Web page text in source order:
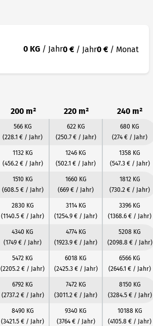
0 KG / Jahr0 € / Jahr0 € / Monat
200 m² 220 m² 240 m²
566 KG
(228.1 € / Jahr)
622 KG
(250.7 € / Jahr)
680 KG
(274 € / Jahr)
1132 KG
(456.2 € / Jahr)
1246 KG
(502.1 € / Jahr)
1358 KG
(547.3 € / Jahr)
1510 KG
(608.5 € / Jahr)
1660 KG
(669 € / Jahr)
1812 KG
(730.2 € / Jahr)
2830 KG
(1140.5 € / Jahr)
3114 KG
(1254.9 € / Jahr)
3396 KG
(1368.6 € / Jahr)
4340 KG
(1749 € / Jahr)
4774 KG
(1923.9 € / Jahr)
5208 KG
(2098.8 € / Jahr)
5472 KG
(2205.2 € / Jahr)
6018 KG
(2425.3 € / Jahr)
6566 KG
(2646.1 € / Jahr)
6792 KG
(2737.2 € / Jahr)
7472 KG
(3011.2 € / Jahr)
8150 KG
(3284.5 € / Jahr)
8490 KG
(3421.5 € / Jahr)
9340 KG
(3764 € / Jahr)
10188 KG
(4105.8 € / Jahr)